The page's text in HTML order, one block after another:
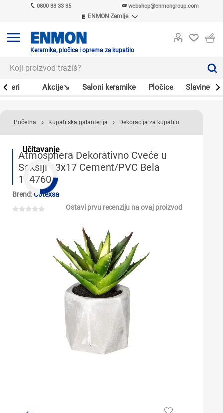
0800 33 33 35 webshop@enmongroup.com
ENMON Zemlje
ENMON MKD
Keramika, pločice i oprema za kupatilo
Akcije↘ Saloni keramike Pločice Slavine
Učitavanje
Početna Kupatilska galanterija Dekoracija za kupatilo
Atmosphera Dekorativno Cveće u
Saksiji 13x17 Cement/PVC Bela
114760
Brend:Cotexsa
Ostavi prvu recenziju na ovaj proizvod